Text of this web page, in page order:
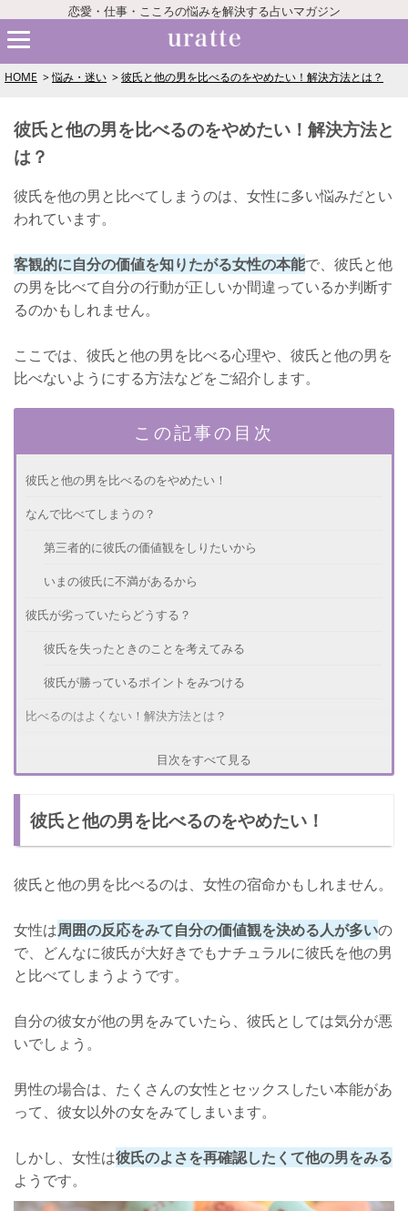
恋愛・仕事・こころの悩みを解決する占いマガジン
HOME 悩み・迷い 彼氏と他の男を比べるのをやめたい！解決方法とは？
彼氏と他の男を比べるのをやめたい！解決方法と
は？
彼氏を他の男と比べてしまうのは、女性に多い悩みだとい
われています。
客観的に自分の価値を知りたがる女性の本能で、彼氏と他
の男を比べて自分の行動が正しいか間違っているか判断す
るのかもしれません。
ここでは、彼氏と他の男を比べる心理や、彼氏と他の男を
比べないようにする方法などをご紹介します。
この記事の目次
彼氏と他の男を比べるのをやめたい！
なんで比べてしまうの？
第三者的に彼氏の価値観をしりたいから
いまの彼氏に不満があるから
彼氏が劣っていたらどうする？
彼氏を失ったときのことを考えてみる
彼氏が勝っているポイントをみつける
比べるのはよくない！解決方法とは？
もし比較していると彼に知られたら終わりと覚悟する
彼氏と真剣に向き合おう！
目次をすべて見る
彼氏と他の男を比べるのをやめたい！
彼氏と他の男を比べるのは、女性の宿命かもしれません。
女性は周囲の反応をみて自分の価値観を決める人が多いの
で、どんなに彼氏が大好きでもナチュラルに彼氏を他の男
と比べてしまうようです。
自分の彼女が他の男をみていたら、彼氏としては気分が悪
いでしょう。
男性の場合は、たくさんの女性とセックスしたい本能があ
って、彼女以外の女をみてしまいます。
しかし、女性は彼氏のよさを再確認したくて他の男をみる
ようです。